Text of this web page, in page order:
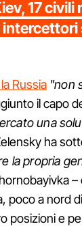
17 civili
Russia "non
il capo
una
ha
la propria
poco a nord
posizioni e